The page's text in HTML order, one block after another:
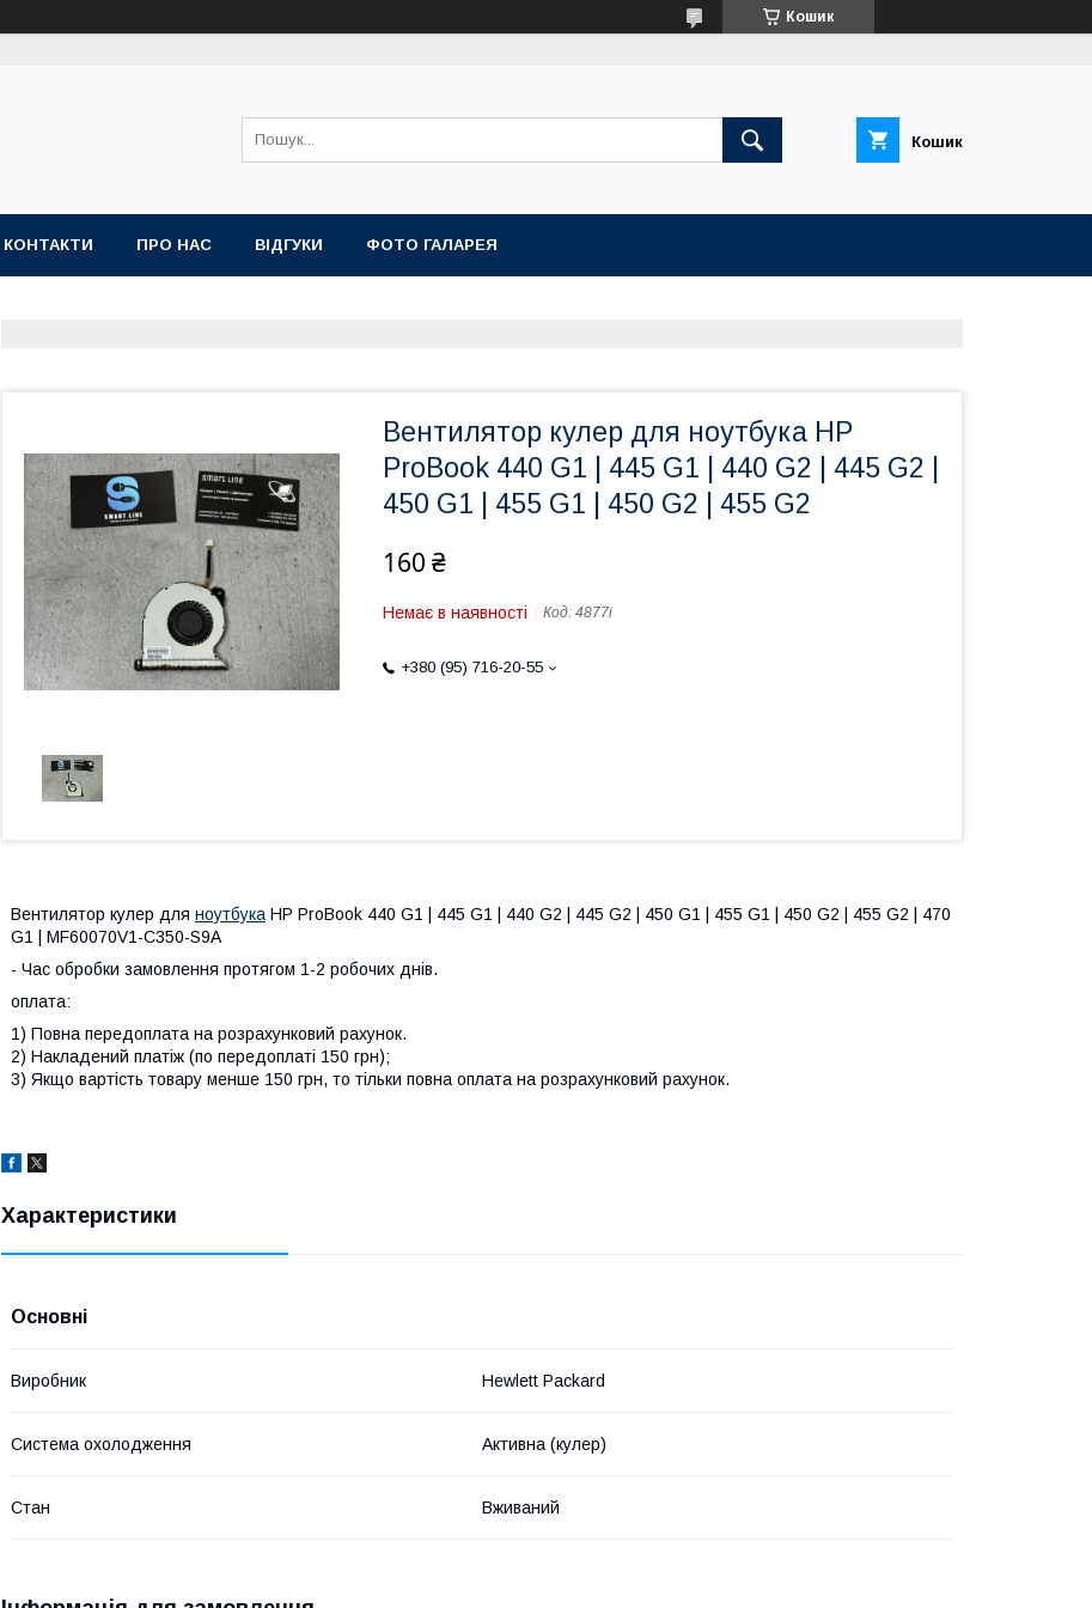
Кошик
Кошик
КОНТАКТИ ПРО НАС ВІДГУКИ ФОТО ГАЛАРЕЯ
Вентилятор кулер для ноутбука HP
ProBook 440 G1 | 445 G1 | 440 G2 | 445 G2 |
450 G1 | 455 G1 | 450 G2 | 455 G2
160 ₴
Немає в наявності Код: 4877i
+380 (95) 716-20-55
Вентилятор кулер для ноутбука HP ProBook 440 G1 | 445 G1 | 440 G2 | 445 G2 | 450 G1 | 455 G1 | 450 G2 | 455 G2 | 470
G1 | MF60070V1-C350-S9A
- Час обробки замовлення протягом 1-2 робочих днів.
оплата:
1) Повна передоплата на розрахунковий рахунок.
2) Накладений платіж (по передоплаті 150 грн);
3) Якщо вартість товару менше 150 грн, то тільки повна оплата на розрахунковий рахунок.
Характеристики
Основні
Виробник Hewlett Packard
Система охолодження Активна (кулер)
Стан Вживаний